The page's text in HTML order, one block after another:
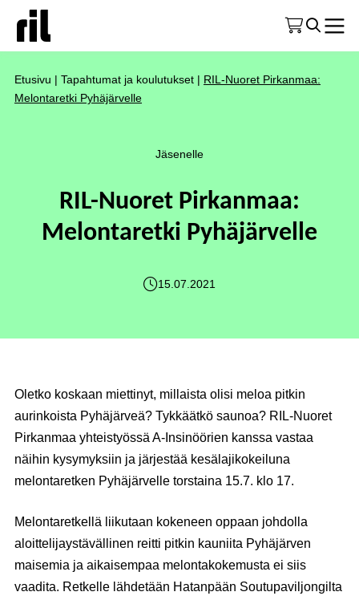
Etusivu | Tapahtumat ja koulutukset | RIL-Nuoret Pirkanmaa:
Melontaretki Pyhäjärvelle
Jäsenelle
RIL-Nuoret Pirkanmaa:
Melontaretki Pyhäjärvelle
15.07.2021
Oletko koskaan miettinyt, millaista olisi meloa pitkin
aurinkoista Pyhäjärveä? Tykkäätkö saunoa? RIL-Nuoret
Pirkanmaa yhteistyössä A-Insinöörien kanssa vastaa
näihin kysymyksiin ja järjestää kesälajikokeiluna
melontaretken Pyhäjärvelle torstaina 15.7. klo 17.
Melontaretkellä liikutaan kokeneen oppaan johdolla
aloittelijaystävällinen reitti pitkin kauniita Pyhäjärven
maisemia ja aikaisempaa melontakokemusta ei siis
vaadita. Retkelle lähdetään Hatanpään Soutupaviljongilta